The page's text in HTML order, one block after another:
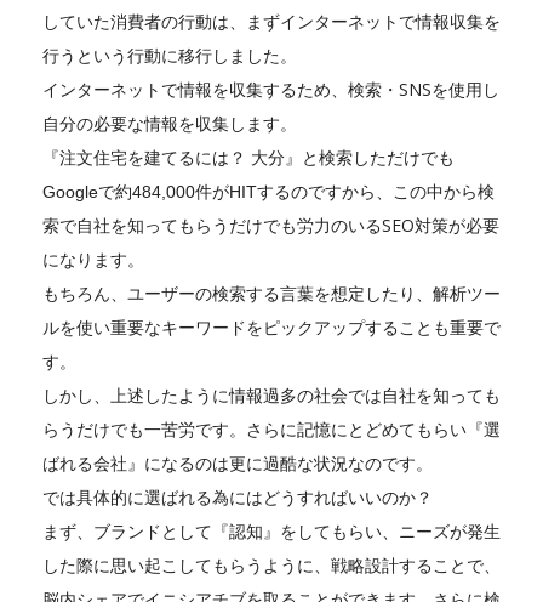
していた消費者の行動は、まずインターネットで情報収集を
行うという行動に移行しました。
インターネットで情報を収集するため、検索・SNSを使用し
自分の必要な情報を収集します。
『注文住宅を建てるには？ 大分』と検索しただけでも
Googleで約484,000件がHITするのですから、 この中から検
索で自社を知ってもらうだけでも労力のいるSEO対策が必要
になります。
もちろん、ユーザーの検索する言葉を想定したり、解析ツー
ルを使い重要なキーワードをピックアップすることも重要で
す。
しかし、上述したように情報過多の社会では自社を知っても
らうだけでも一苦労です。さらに記憶にとどめてもらい『選
ばれる会社』になるのは更に過酷な状況なのです。
では具体的に選ばれる為にはどうすればいいのか？
まず、ブランドとして『認知』をしてもらい、ニーズが発生
した際に思い起こしてもらうように、戦略設計することで、